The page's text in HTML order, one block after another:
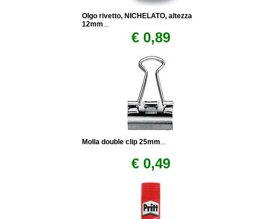
Olgo rivetto, NICHELATO, altezza
12mm...
€ 0,89
Molla double clip 25mm...
€ 0,49